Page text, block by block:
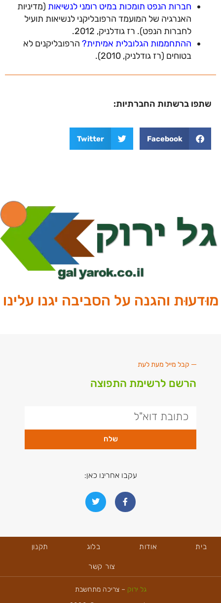
חברות הנפט תומכות במיט רומני לנשיאות (מדיניות
האנרגיה של המועמד הרפובליקני לנשיאות תועיל
לחברות הנפט). רז גודלניק, 2012.
ההתחממות הגלובלית אמיתית? הרפובליקנים לא
בטוחים (רז גודלניק, 2010).
שתפו ברשתות החברתיות:
Facebook
Twitter
מוּדעוּת והגנה על הסביבה יגנו עלינו
קבל מייל מעת לעת
הרשם לרשימת התפוצה
שלח
עקבו אחרינו כאן:
בית אודות בלוג תקנון
צור קשר
גל ירוק – צריכה מתחשבת